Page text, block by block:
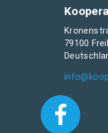
79100